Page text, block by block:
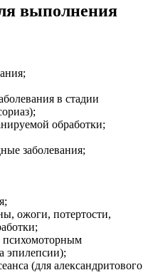
выполнения
в стадии
обработки;
заболевания;
ожоги, потертости,
психомоторным
эпилепсии);
(для александритового